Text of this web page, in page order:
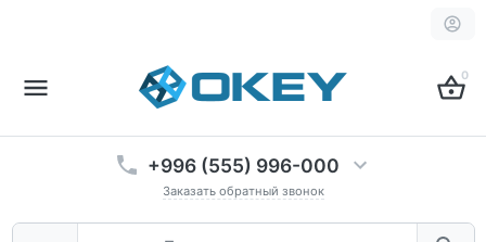
0
+996 (555) 996-000
Заказать обратный звонок